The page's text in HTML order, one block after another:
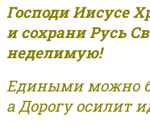
Господи Иисусе
и сохрани Русь
неделимую!
Едиными можно
а Дорогу осилит